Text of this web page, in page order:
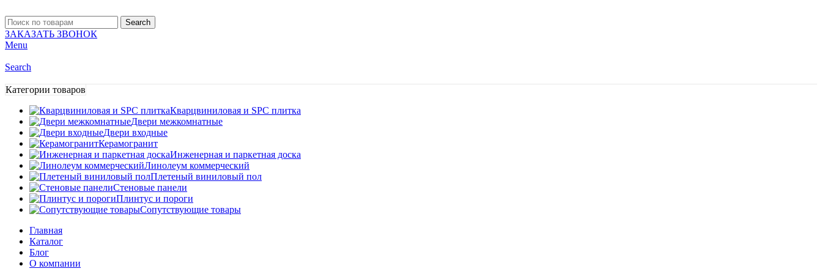
Search
ЗАКАЗАТЬ ЗВОНОК
Menu
Search
Категории товаров
Кварцвиниловая и SPC плитка
Двери межкомнатные
Двери входные
Керамогранит
Инженерная и паркетная доска
Линолеум коммерческий
Плетеный виниловый пол
Стеновые панели
Плинтус и пороги
Сопутствующие товары
Главная
Каталог
Блог
О компании